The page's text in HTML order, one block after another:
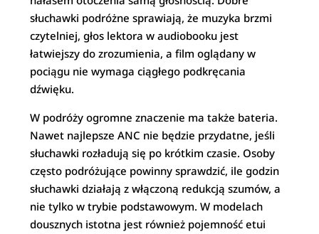
słuchawki podróżne sprawiają, że muzyka brzmi
czytelniej, głos lektora w audiobooku jest
łatwiejszy do zrozumienia, a film oglądany w
pociągu nie wymaga ciągłego podkręcania
dźwięku.
W podróży ogromne znaczenie ma także bateria.
Nawet najlepsze ANC nie będzie przydatne, jeśli
słuchawki rozładują się po krótkim czasie. Osoby
często podróżujące powinny sprawdzić, ile godzin
słuchawki działają z włączoną redukcją szumów, a
nie tylko w trybie podstawowym. W modelach
dousznych istotna jest również pojemność etui